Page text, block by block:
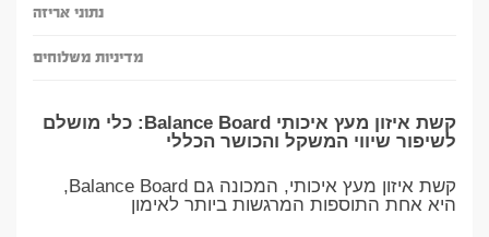
נתוני אריזה
מדיניות משלוחים
קשת איזון מעץ איכותי Balance Board: כלי מושלם
לשיפור שיווי המשקל והכושר הכללי
קשת איזון מעץ איכותי, המכונה גם Balance Board,
היא אחת התוספות המרגשות ביותר לאימון